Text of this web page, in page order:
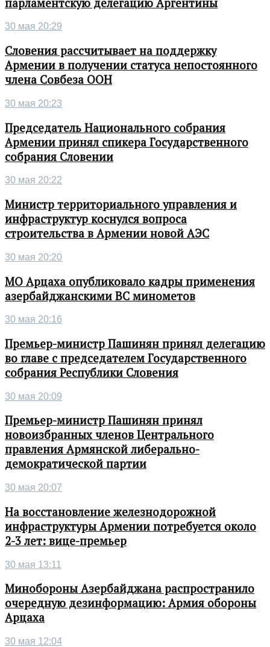
30 мая 20:29
Словения рассчитывает на поддержку
Армении в получении статуса непостоянного
члена Совбеза ООН
30 мая 20:23
Председатель Национального собрания
Армении принял спикера Государственного
собрания Словении
30 мая 20:22
Министр территориального управления и
инфраструктур коснулся вопроса
строительства в Армении новой АЭС
30 мая 20:20
МО Арцаха опубликовало кадры применения
азербайджанскими ВС минометов
30 мая 20:16
Премьер-министр Пашинян принял делегацию
во главе с председателем Государственного
собрания Республики Словения
30 мая 20:09
Премьер-министр Пашинян принял
новоизбранных членов Центрального
правления Армянской либерально-
демократической партии
30 мая 20:07
На восстановление железнодорожной
инфраструктуры Армении потребуется около
2-3 лет: вице-премьер
30 мая 13:11
Минобороны Азербайджана распространило
очередную дезинформацию: Армия обороны
Арцаха
30 мая 12:04